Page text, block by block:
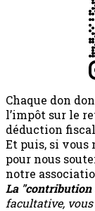
Chaque don
l’impôt sur le
déduction
Et puis, si vous
pour nous
notre
La "contribution
facultative,